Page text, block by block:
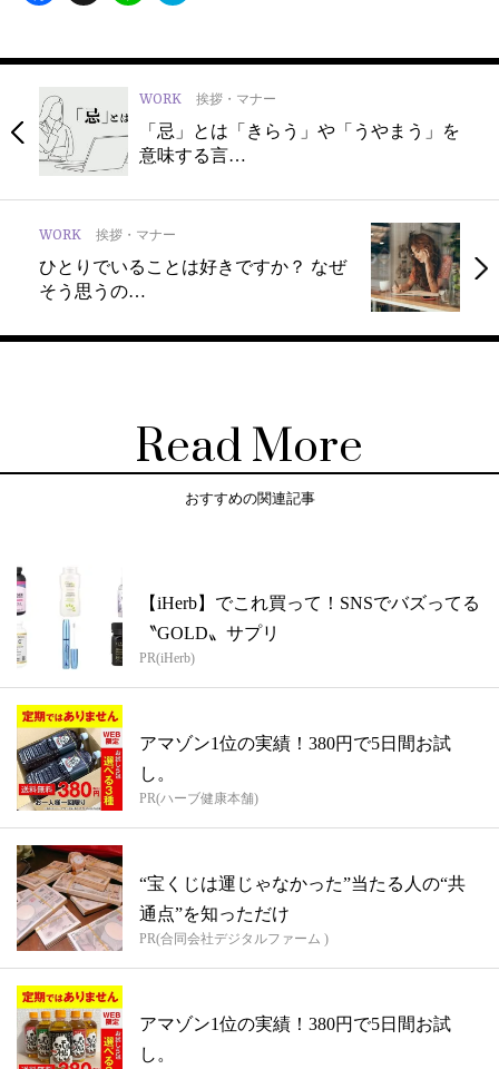
WORK 挨拶・マナー
「忌」とは「きらう」や「うやまう」を
意味する言…
WORK 挨拶・マナー
ひとりでいることは好きですか？ なぜ
そう思うの…
Read More
おすすめの関連記事
【iHerb】でこれ買って！SNSでバズってる
〝GOLD〟サプリ
PR(iHerb)
アマゾン1位の実績！380円で5日間お試
し。
PR(ハーブ健康本舗)
“宝くじは運じゃなかった”当たる人の“共
通点”を知っただけ
PR(合同会社デジタルファーム )
アマゾン1位の実績！380円で5日間お試
し。